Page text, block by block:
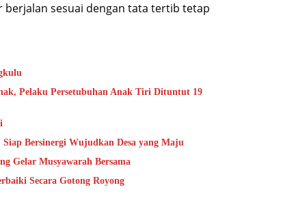
berjalan sesuai dengan tata tertib tetap
Pelaku Persetubuhan Anak Tiri Dituntut 19
Bersinergi Wujudkan Desa yang Maju
Gelar Musyawarah Bersama
Secara Gotong Royong